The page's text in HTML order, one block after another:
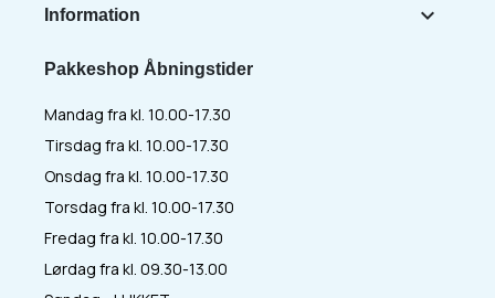
Pakkeshop Åbningstider
Mandag fra kl. 10.00-17.30
Tirsdag fra kl. 10.00-17.30
Onsdag fra kl. 10.00-17.30
Torsdag fra kl. 10.00-17.30
Fredag fra kl. 10.00-17.30
Lørdag fra kl. 09.30-13.00
Information 